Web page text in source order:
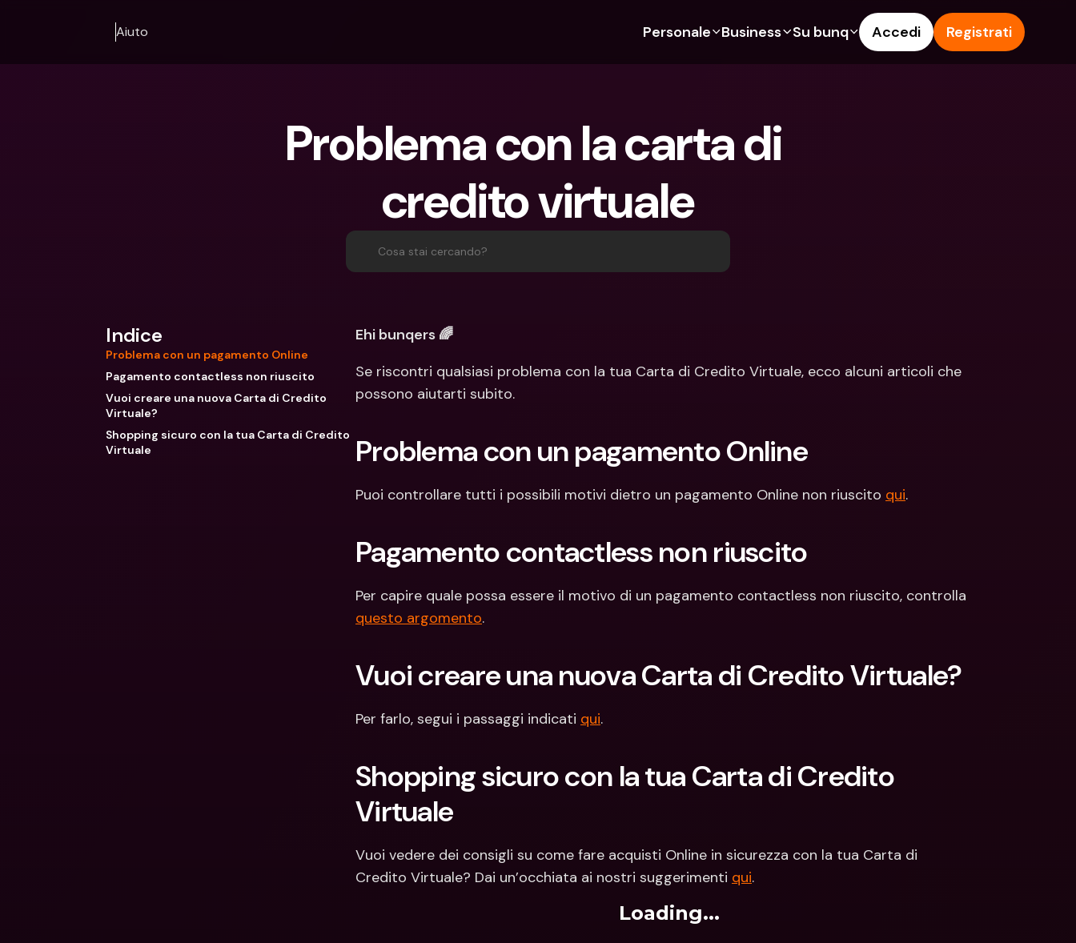
Aiuto Personale
Per expat
Per coppie
Per genitori
Piani
bunq Free
Carte di Credito
Cripto
Invita un Amico
Conti Bancari internazionali e
Valute estere
Business
Per freelancer
Per PMI
Piani
bunq Free
bunq Core
Carte di Credito
Valute estere e IBAN Esteri
Conti Bancari internazionali e
Valute estere
Su bunq
Sostenibilità
Stampa
Lavora con noi
Accedi Registrati
Problema con la carta di
credito virtuale
Cosa stai cercando?
Indice
Problema con un pagamento Online
Pagamento contactless non riuscito
Vuoi creare una nuova Carta di Credito
Virtuale?
Shopping sicuro con la tua Carta di Credito
Virtuale
Ehi bunqers 🌈
Se riscontri qualsiasi problema con la tua Carta di Credito Virtuale, ecco alcuni articoli che
possono aiutarti subito.
Problema con un pagamento Online
Puoi controllare tutti i possibili motivi dietro un pagamento Online non riuscito qui.
Pagamento contactless non riuscito
questo argomento.
Vuoi creare una nuova Carta di Credito Virtuale?
Per farlo, segui i passaggi indicati qui.
Shopping sicuro con la tua Carta di Credito
Virtuale
Vuoi vedere dei consigli su come fare acquisti Online in sicurezza con la tua Carta di
Credito Virtuale? Dai un’occhiata ai nostri suggerimenti qui.
Loading...